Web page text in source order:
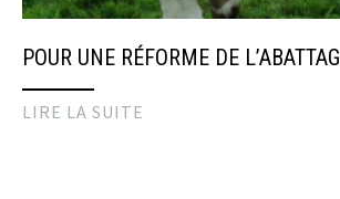
POUR UNE RÉFORME DE
LIRE LA SUITE